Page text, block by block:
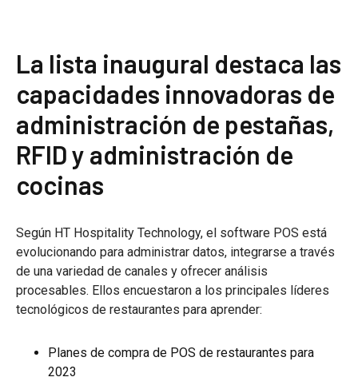
La lista inaugural destaca las
capacidades innovadoras de
administración de pestañas,
RFID y administración de
cocinas
Según HT Hospitality Technology, el software POS está
evolucionando para administrar datos, integrarse a través
de una variedad de canales y ofrecer análisis
procesables. Ellos encuestaron a los principales líderes
tecnológicos de restaurantes para aprender:
Planes de compra de POS de restaurantes para
2023